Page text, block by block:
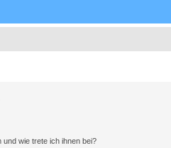
und wie trete ich ihnen bei?